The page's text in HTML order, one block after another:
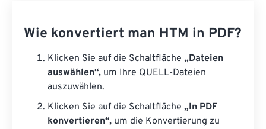
Wie konvertiert man HTM in PDF?
Klicken Sie auf die Schaltfläche „Dateien
auswählen“, um Ihre QUELL-Dateien
auszuwählen.
Klicken Sie auf die Schaltfläche „In PDF
konvertieren“, um die Konvertierung zu